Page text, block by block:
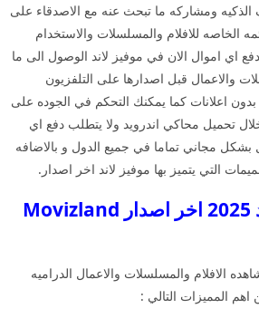
الذكيه ومشاركه ما تبحث عنه مع الاصدقاء على
الخاصه للافلام والمسلسلات والاستخدام
اي اموال الان في موفيز لاند الوصول الى ما
والاعمال قبل اصدارها على التلفزيون
بدون اعلانات كما يمكنك التحكم في الجوده على
تحميل محاكي اندرويد ولا يتطلب دفع اي
بشكل مجاني تماما في جميع الدول و بالاضافه
التي يتميز بها موفيز لاند اخر اصدار.
مميزات موفيز لاند 2025 اخر اصدار Movizland
الافلام والمسلسلات والاعمال الدراميه
المميزات التالي :